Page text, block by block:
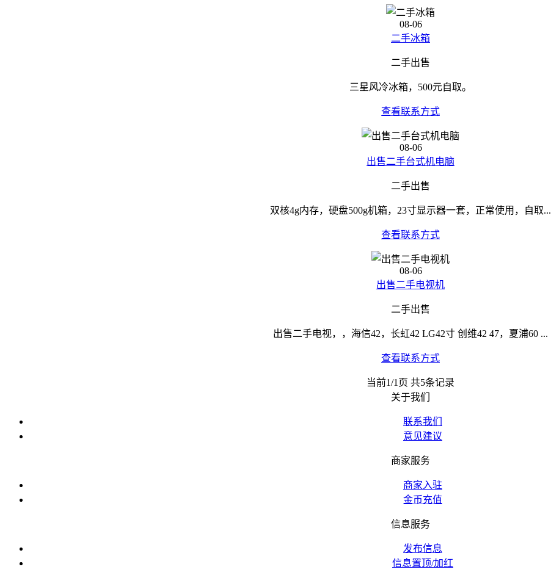
08-06
二手冰箱
二手出售
三星风冷冰箱，500元自取。
查看联系方式
08-06
出售二手台式机电脑
二手出售
双核4g内存，硬盘500g机箱，23寸显示器一套，正常使用，自取...
查看联系方式
08-06
出售二手电视机
二手出售
出售二手电视，，海信42，长虹42 LG42寸 创维42 47，夏浦60 ...
查看联系方式
当前1/1页 共5条记录
关于我们
联系我们
意见建议
商家服务
商家入驻
金币充值
信息服务
发布信息
信息置顶/加红